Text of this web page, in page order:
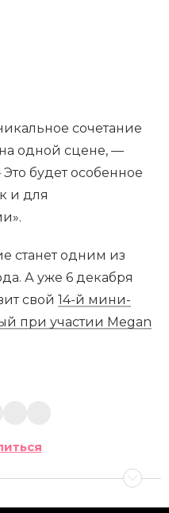
сочетание
одной сцене, —
будет особенное
и для
станет одним из
А уже 6 декабря
свой 14-й мини-
при участии Megan